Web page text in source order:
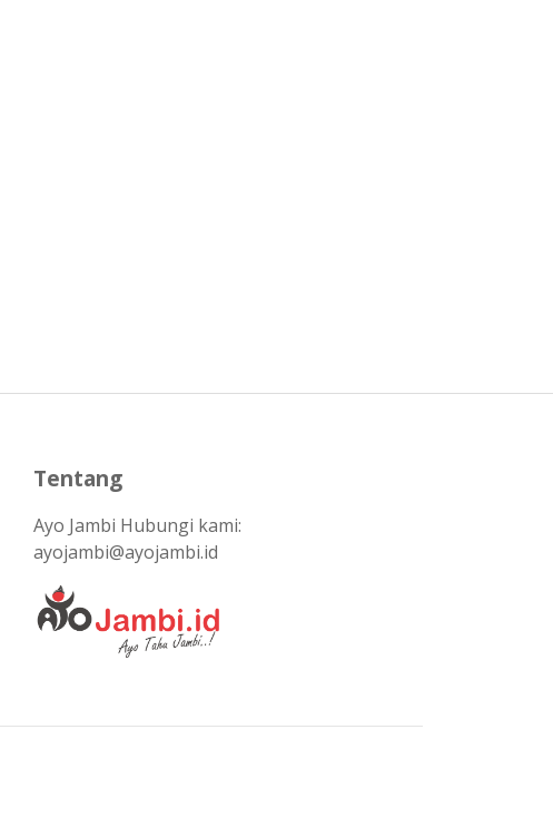
Tentang
Ayo Jambi Hubungi kami:
ayojambi@ayojambi.id